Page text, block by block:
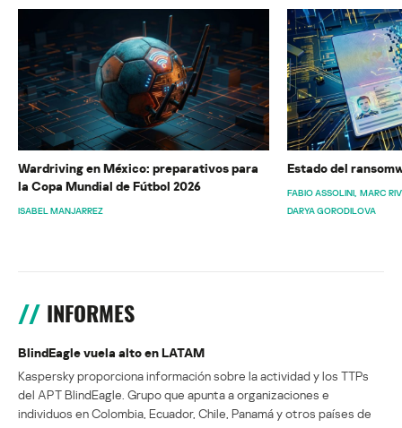
Wardriving en México: preparativos para
la Copa Mundial de Fútbol 2026
ISABEL MANJARREZ
Estado del
FABIO ASSOLINI MARC
DARYA GORODILOVA
INFORMES
BlindEagle vuela alto en LATAM
Kaspersky proporciona información sobre la actividad y los TTPs
del APT BlindEagle. Grupo que apunta a organizaciones e
individuos en Colombia, Ecuador, Chile, Panamá y otros países de